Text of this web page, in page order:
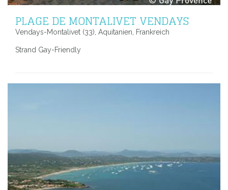
PLAGE DE MONTALIVET VENDAYS
Vendays-Montalivet (33), Aquitanien, Frankreich
Strand Gay-Friendly